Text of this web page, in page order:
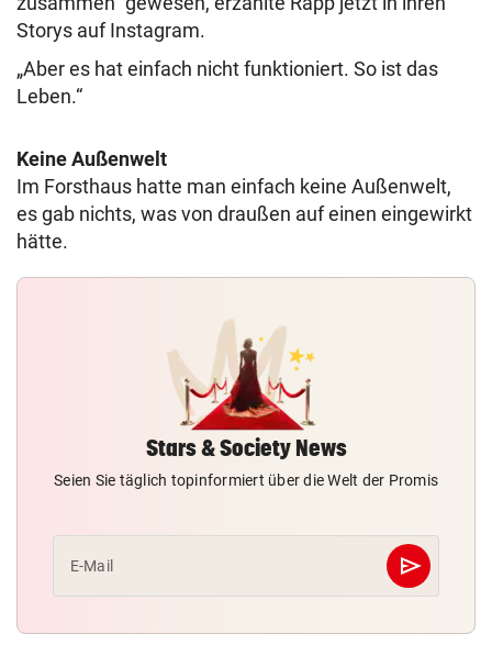
Storys auf Instagram.
„Aber es hat einfach nicht funktioniert. So ist das
Leben.“
Keine Außenwelt
Im Forsthaus hatte man einfach keine Außenwelt,
es gab nichts, was von draußen auf einen eingewirkt
hätte.
Stars & Society News
Seien Sie täglich topinformiert über die Welt der Promis
E-Mail send
Abschicken